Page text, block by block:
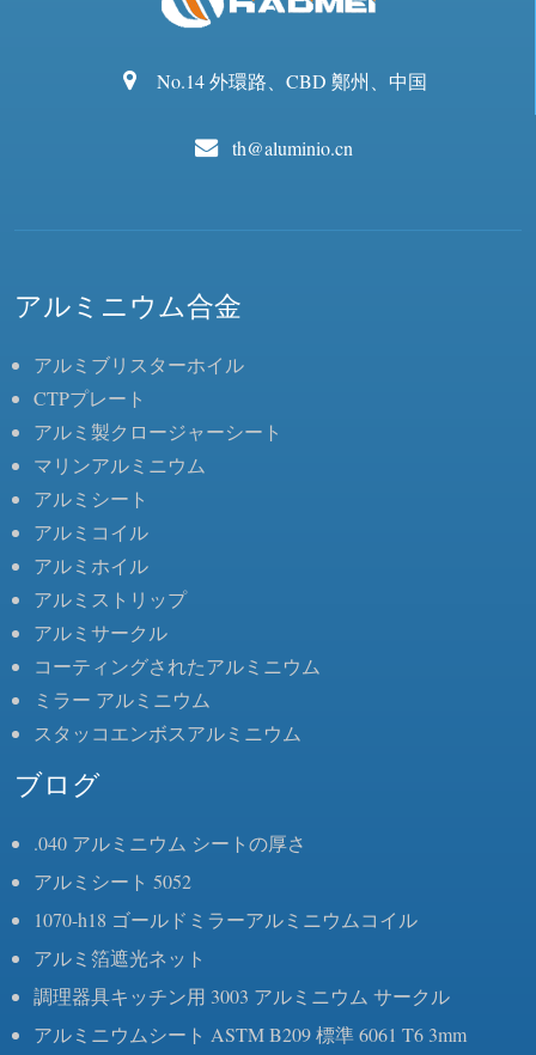
No.14 外環路、CBD 鄭州、中国
th@aluminio.cn
アルミニウム合金
アルミブリスターホイル
CTPプレート
アルミ製クロージャーシート
マリンアルミニウム
アルミシート
アルミコイル
アルミホイル
アルミストリップ
アルミサークル
コーティングされたアルミニウム
ミラー アルミニウム
スタッコエンボスアルミニウム
ブログ
.040 アルミニウム シートの厚さ
アルミシート 5052
1070-h18 ゴールドミラーアルミニウムコイル
アルミ箔遮光ネット
調理器具キッチン用 3003 アルミニウム サークル
アルミニウムシート ASTM B209 標準 6061 T6 3mm